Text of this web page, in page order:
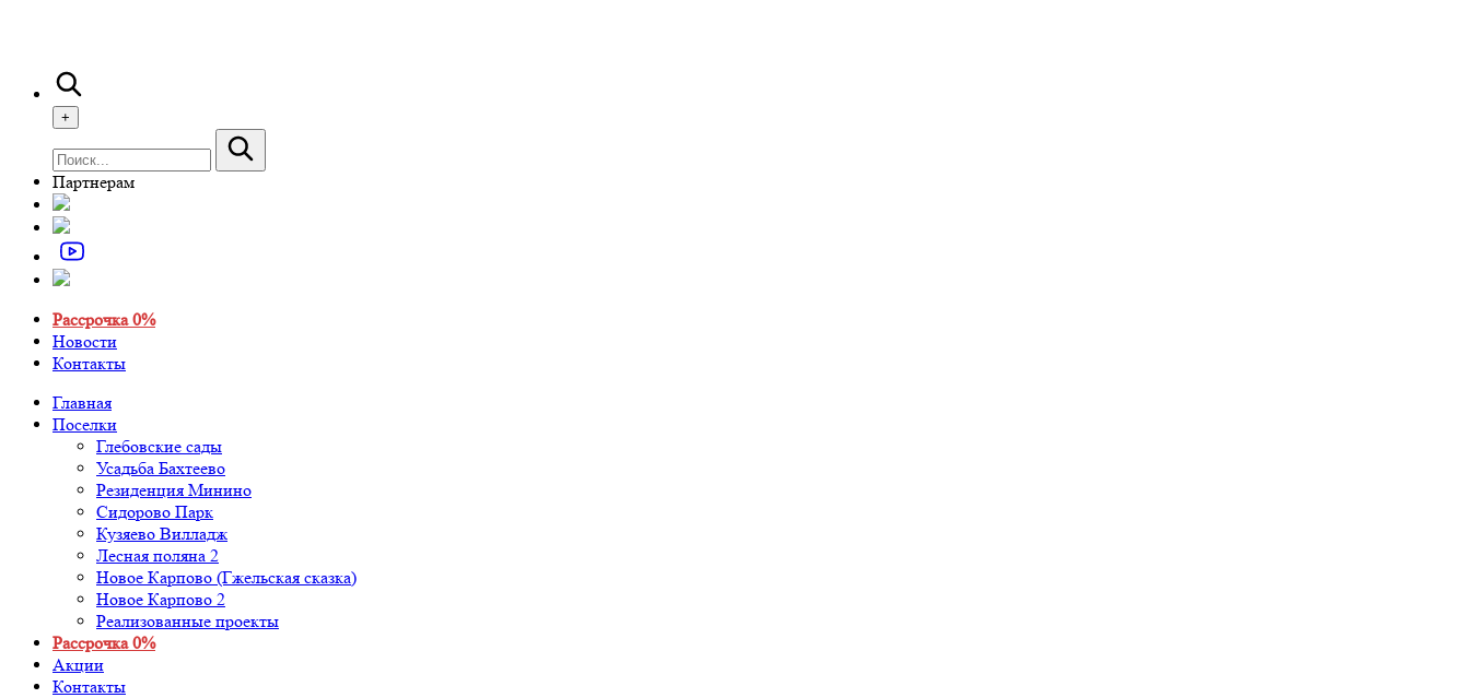
+
Партнерам
Рассрочка 0%
Новости
Контакты
Главная
Поселки
Глебовские сады
Усадьба Бахтеево
Резиденция Минино
Сидорово Парк
Кузяево Вилладж
Лесная поляна 2
Новое Карпово (Гжельская сказка)
Новое Карпово 2
Реализованные проекты
Рассрочка 0%
Акции
Контакты